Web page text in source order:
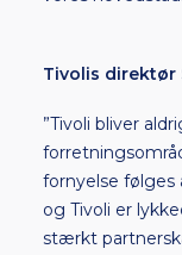
Tivolis direktør
”Tivoli bliver
fornyelse følges
og Tivoli er
stærkt